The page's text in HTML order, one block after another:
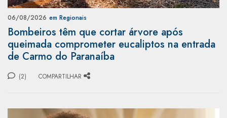
06/08/2026 em Regionais
Bombeiros têm que cortar árvore após
queimada comprometer eucaliptos na entrada
de Carmo do Paranaíba
(2) COMPARTILHAR